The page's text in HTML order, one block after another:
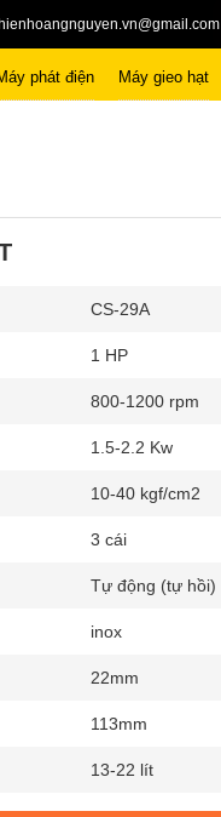
phát điện Máy gieo hạt
CS-29A
1 HP
800-1200 rpm
1.5-2.2 Kw
10-40 kgf/cm2
3 cái
Tự động (tự hồi)
inox
22mm
113mm
13-22 lít